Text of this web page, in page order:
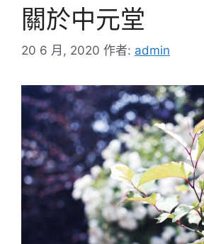
關於中元堂
20 6 月, 2020 作者: admin